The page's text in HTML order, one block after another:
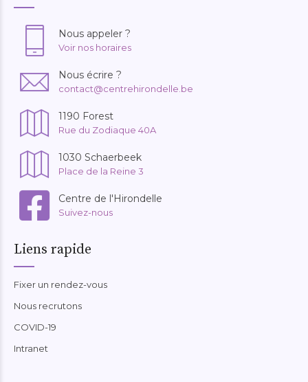
Nous appeler ?
Voir nos horaires
Nous écrire ?
contact@centrehirondelle.be
1190 Forest
Rue du Zodiaque 40A
1030 Schaerbeek
Place de la Reine 3
Centre de l'Hirondelle
Suivez-nous
Liens rapide
Fixer un rendez-vous
Nous recrutons
COVID-19
Intranet